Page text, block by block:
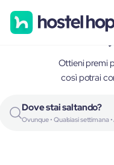
Ottieni premi
così potrai
Dove stai saltando?
Ovunque • Qualsiasi settimana